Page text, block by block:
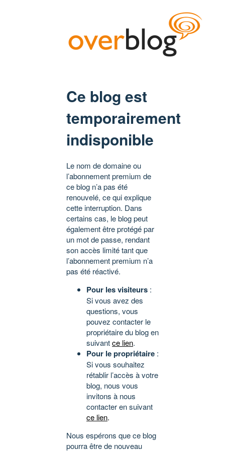
Ce blog est
temporairement
indisponible
Le nom de domaine ou
l’abonnement premium de
ce blog n’a pas été
renouvelé, ce qui explique
cette interruption. Dans
certains cas, le blog peut
également être protégé par
un mot de passe, rendant
son accès limité tant que
l’abonnement premium n’a
pas été réactivé.
Pour les visiteurs :
Si vous avez des
questions, vous
pouvez contacter le
propriétaire du blog en
suivantce lien.
Pour le propriétaire :
Si vous souhaitez
rétablir l’accès à votre
blog, nous vous
invitons à nous
contacter en suivant
ce lien.
Nous espérons que ce blog
pourra être de nouveau